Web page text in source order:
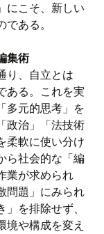
にこそ、新しい
ある。
集術
り、自立とは
ある。これを実
多元的思考」を
政治」「法技術
柔軟に使い分け
ら社会的な「編
業が求められ
問題」にみられ
を排除せず、
境や構成を変え